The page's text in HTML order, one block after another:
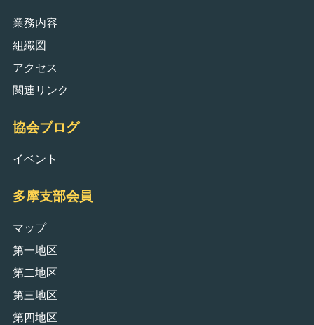
業務内容
組織図
アクセス
関連リンク
協会ブログ
イベント
多摩支部会員
マップ
第一地区
第二地区
第三地区
第四地区